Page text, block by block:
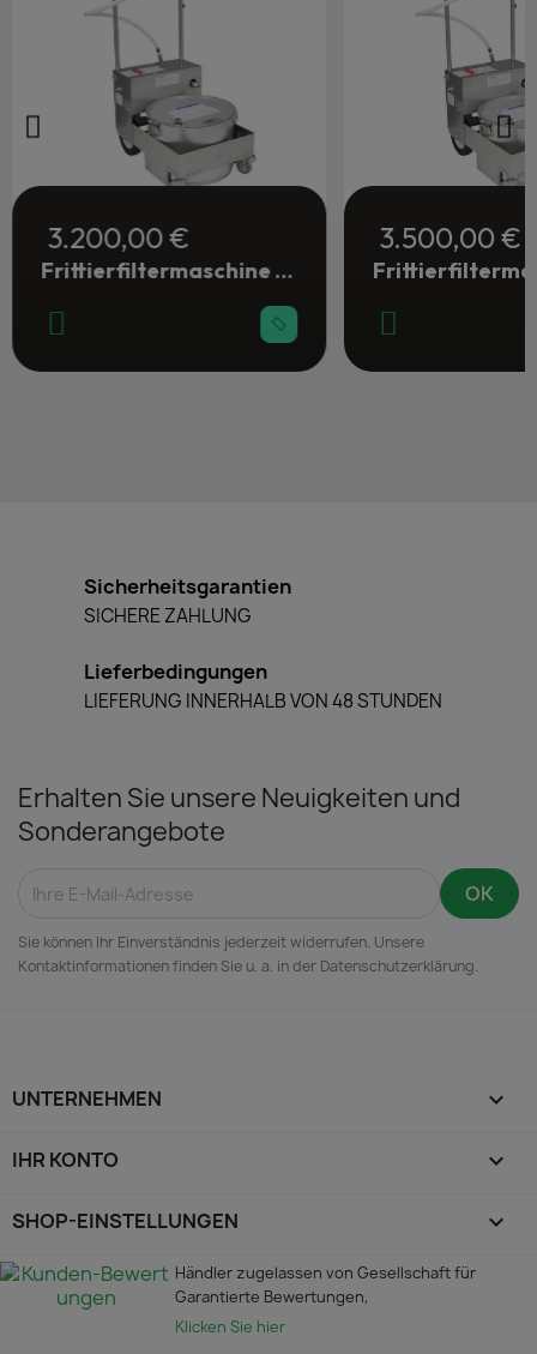
3.200,00 €
Frittierfiltermaschine mit Elektropumpe 28 Liter - Gastronomie
3.500,00 €
Sicherheitsgarantien
SICHERE ZAHLUNG
Lieferbedingungen
LIEFERUNG INNERHALB VON 48 STUNDEN
Erhalten Sie unsere Neuigkeiten und
Sonderangebote
Sie können Ihr Einverständnis jederzeit widerrufen. Unsere
Kontaktinformationen finden Sie u. a. in der Datenschutzerklärung.
UNTERNEHMEN 
IHR KONTO 
SHOP-EINSTELLUNGEN keyboard_arrow_down
Händler zugelassen von Gesellschaft für
Garantierte Bewertungen,
Klicken Sie hier